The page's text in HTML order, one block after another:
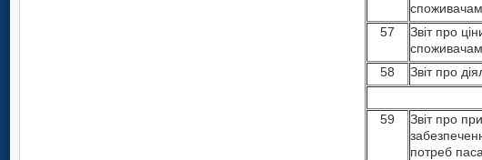
споживачам
57
Звіт про
споживачам
58 Звіт про
59
Звіт про
потреб